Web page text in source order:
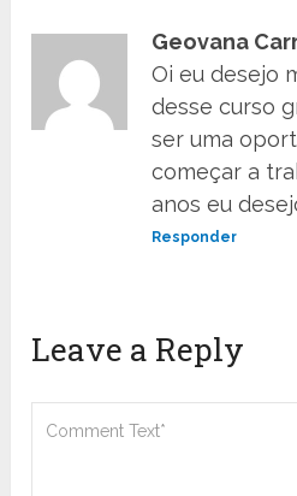
Geovana
Oi eu desejo
desse curso
ser uma
começar a
anos eu
Responder
Leave a Reply